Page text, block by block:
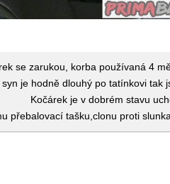
se zarukou, korba používaná 4
je hodně dlouhý po tatínkovi tak
Kočárek je v dobrém stavu
přebalovací tašku,clonu proti